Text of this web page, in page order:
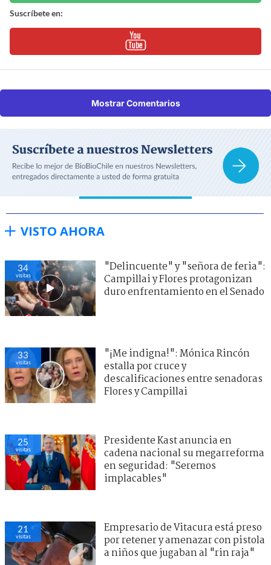
Suscríbete en:
Mostrar Comentarios
VISTO AHORA
34
visitas
"Delincuente" y "señora de feria":
Campillai y Flores protagonizan
duro enfrentamiento en el Senado
33
visitas
"¡Me indigna!": Mónica Rincón
estalla por cruce y
descalificaciones entre senadoras
Flores y Campillai
25
visitas
Presidente Kast anuncia en
cadena nacional su megarreforma
en seguridad: "Seremos
implacables"
21
visitas
Empresario de Vitacura está preso
por retener y amenazar con pistola
a niños que jugaban al "rin raja"